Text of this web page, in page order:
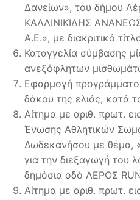
Δανείων», του δήμου
ΚΑΛΛΙΝΙΚΙΔΗΣ
A.E.», με διακριτικό
Καταγγελία σύμβασης
ανεξόφλητων
Εφαρμογή
δάκου της ελιάς, κατά
Αίτημα με αριθ. πρωτ.
Ένωσης Αθλητικών
Δωδεκανήσου με θέμα,
για την διεξαγωγή του
δημόσια οδό ΛΕΡΟΣ
Αίτημα με αριθ. πρωτ.